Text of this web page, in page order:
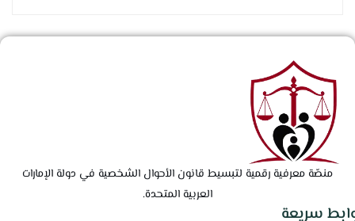
منصّة معرفية رقمية لتبسيط قانون الأحوال الشخصية في دولة الإمارات
العربية المتحدة.
سريعة